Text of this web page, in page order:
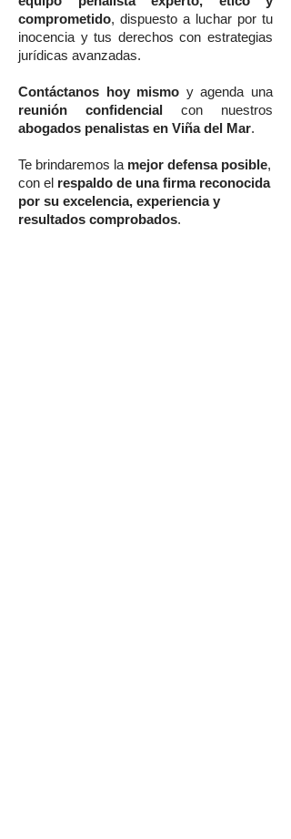
comprometido, dispuesto a luchar por tu
inocencia y tus derechos con estrategias
jurídicas avanzadas.
Contáctanos hoy mismo y agenda una
reunión confidencial
con nuestros
abogados penalistas en Viña del Mar.
Te brindaremos la mejor defensa posible,
con el respaldo de una firma reconocida
por su excelencia, experiencia y
resultados comprobados.